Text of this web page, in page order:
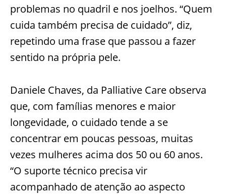
problemas no quadril e nos joelhos. “Quem
cuida também precisa de cuidado”, diz,
repetindo uma frase que passou a fazer
sentido na própria pele.
Daniele Chaves, da Palliative Care observa
que, com famílias menores e maior
longevidade, o cuidado tende a se
concentrar em poucas pessoas, muitas
vezes mulheres acima dos 50 ou 60 anos.
“O suporte técnico precisa vir
acompanhado de atenção ao aspecto